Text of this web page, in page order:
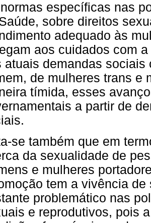
específicas nas
sobre direitos
adequado às
aos cuidados com
atuais demandas
de mulheres trans e
tímida, esses
a partir de
se também que em
da sexualidade de
e mulheres
tem a vivência
problemático nas
e reprodutivos, pois